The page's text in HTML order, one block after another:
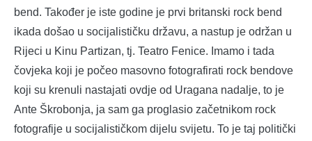
bend. Također je iste godine je prvi britanski rock bend
ikada došao u socijalističku državu, a nastup je održan u
Rijeci u Kinu Partizan, tj. Teatro Fenice. Imamo i tada
čovjeka koji je počeo masovno fotografirati rock bendove
koji su krenuli nastajati ovdje od Uragana nadalje, to je
Ante Škrobonja, ja sam ga proglasio začetnikom rock
fotografije u socijalističkom dijelu svijetu. To je taj politički